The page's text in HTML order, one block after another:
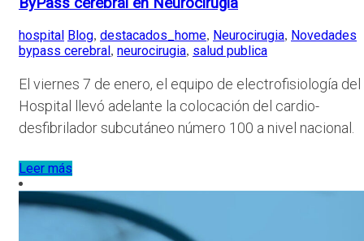
hospital Blog, destacados_home, Neurocirugia, Novedades
bypass cerebral, neurocirugia, salud publica
El viernes 7 de enero, el equipo de electrofisiología del
Hospital llevó adelante la colocación del cardio-
desfibrilador subcutáneo número 100 a nivel nacional.
Leer más